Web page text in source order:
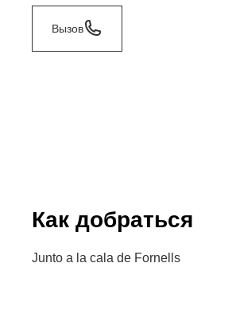
Вызов
Как добраться
Junto a la cala de Fornells